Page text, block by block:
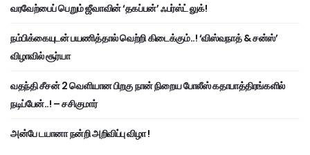
வரவேற்பைப் பெறும் ஜீவாவின் ‘தகப்பன்’ ஃபர்ஸ்ட் லுக்!
நம்பிக்கையுடன் பயணித்தால் வெற்றி கிடைக்கும்..! ‘விஸ்வநாத் & சன்ஸ்’
விழாவில் சூர்யா
வதந்தி சீசன் 2 வெளியான பிறகு நான் நிறைய போலீஸ் கதாபாத்திரங்களில்
நடிப்பேன்..! – சசிகுமார்
அன்பே டயானா நன்றி அறிவிப்பு விழா !